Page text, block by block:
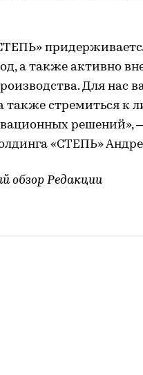
а также активно
Для нас
стремиться к
решений»,
«СТЕПЬ»
обзор Редакции